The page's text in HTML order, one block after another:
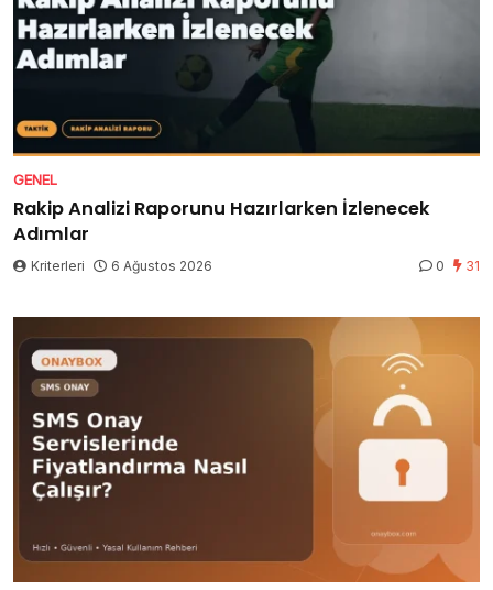
GENEL
Rakip Analizi Raporunu Hazırlarken İzlenecek
Adımlar
Kriterleri 6 Ağustos 2026 0 31